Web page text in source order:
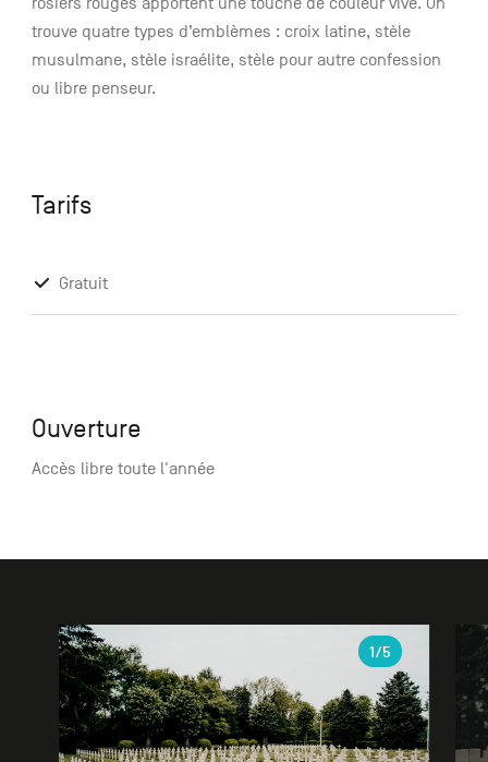
trouve quatre types d’emblèmes : croix latine, stèle
musulmane, stèle israélite, stèle pour autre confession
ou libre penseur.
Tarifs
Gratuit
Ouverture
Accès libre toute l'année
Galerie
1/5